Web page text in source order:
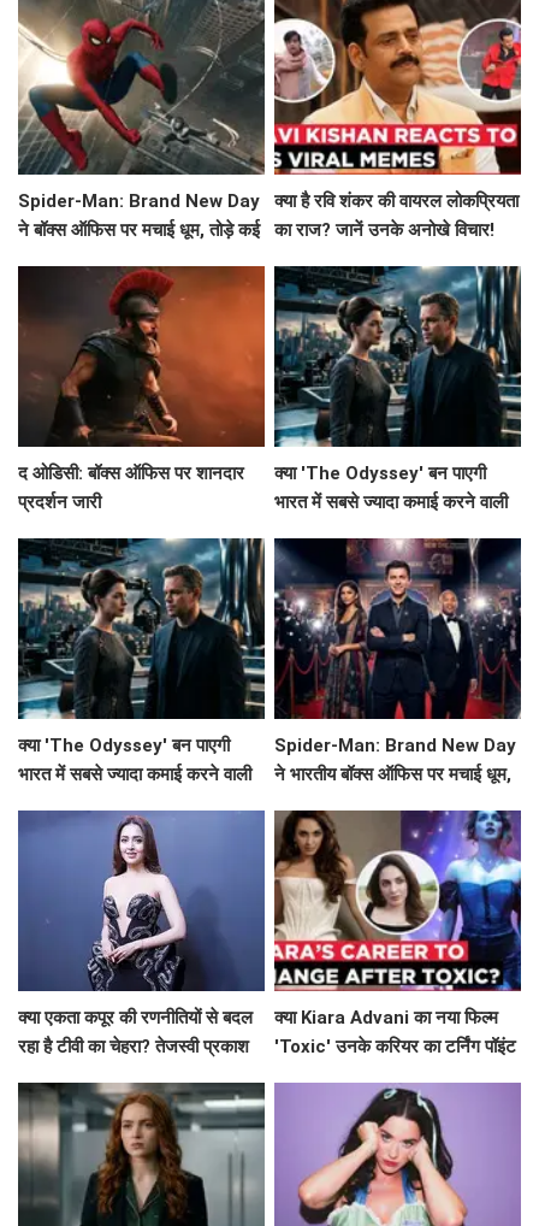
Spider-Man: Brand New Day
ने बॉक्स ऑफिस पर मचाई धूम, तोड़े कई
क्या है रवि शंकर की वायरल लोकप्रियता
का राज? जानें उनके अनोखे विचार!
द ओडिसी: बॉक्स ऑफिस पर शानदार
प्रदर्शन जारी
क्या 'The Odyssey' बन पाएगी
भारत में सबसे ज्यादा कमाई करने वाली
क्या 'The Odyssey' बन पाएगी
भारत में सबसे ज्यादा कमाई करने वाली
Spider-Man: Brand New Day
ने भारतीय बॉक्स ऑफिस पर मचाई धूम,
पीछे!
क्या एकता कपूर की रणनीतियों से बदल
रहा है टीवी का चेहरा? तेजस्वी प्रकाश
क्या Kiara Advani का नया फिल्म
'Toxic' उनके करियर का टर्निंग पॉइंट